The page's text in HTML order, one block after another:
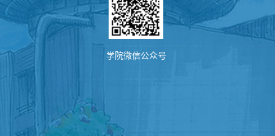
学院微信公众号